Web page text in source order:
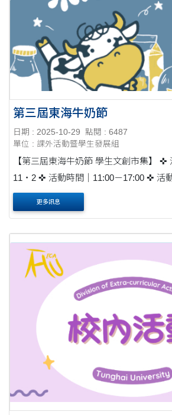
第三屆東海牛奶節
日期 : 2025-10-29
點閱 : 6487
單位 : 課外活動暨學生發展組
【第三屆東海牛奶節 學生文創市集】 ✜
11・2 ✜ 活動時間｜11:00－17:00 ✜ 活
側草坪 (臺中市西屯區台灣大道四段1727號 東
有80攤學生攤位參與，歡迎大家共襄....
更多訊息